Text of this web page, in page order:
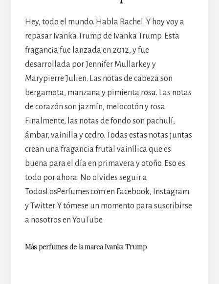
Hey, todo el mundo. Habla Rachel. Y hoy voy a
repasar Ivanka Trump de Ivanka Trump. Esta
fragancia fue lanzada en 2012, y fue
desarrollada por Jennifer Mullarkey y
Marypierre Julien. Las notas de cabeza son
bergamota, manzana y pimienta rosa. Las notas
de corazón son jazmín, melocotón y rosa.
Finalmente, las notas de fondo son pachulí,
ámbar, vainilla y cedro. Todas estas notas juntas
crean una fragancia frutal vainílica que es
buena para el día en primavera y otoño. Eso es
todo por ahora. No olvides seguir a
TodosLosPerfumes.com en Facebook, Instagram
y Twitter. Y tómese un momento para suscribirse
a nosotros en YouTube.
Más perfumes de la marca Ivanka Trump